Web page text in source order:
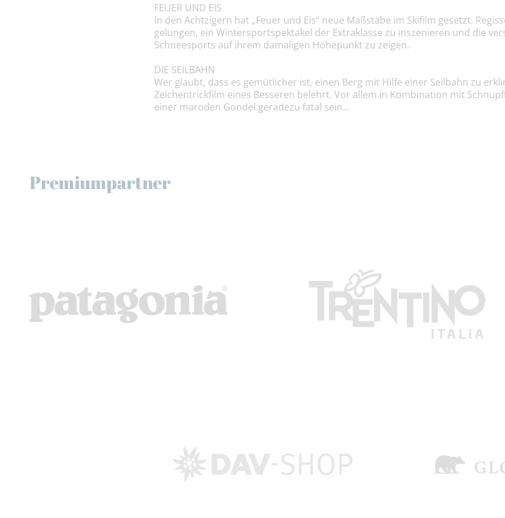
FEUER UND EIS
In den Achtzigern hat „Feuer und Eis“ neue Maßstäbe im Skifilm gesetzt.
gelungen, ein Wintersportspektakel der Extraklasse zu inszenieren und die
Schneesports auf ihrem damaligen Höhepunkt zu zeigen.
DIE SEILBAHN
Wer glaubt, dass es gemütlicher ist, einen Berg mit Hilfe einer Seilbahn zu
Zeichentrickfilm eines Besseren belehrt. Vor allem in Kombination mit
einer maroden Gondel geradezu fatal sein...
Premiumpartner